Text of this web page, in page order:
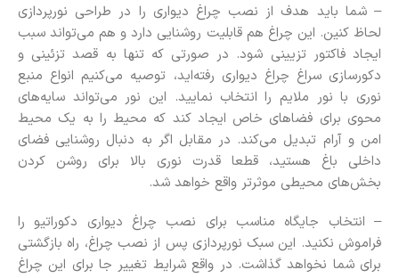
– شما باید هدف از نصب چراغ دیواری را در طراحی نورپردازی
لحاظ کنین. این چراغ هم قابلیت روشنایی دارد و هم می‌تواند سبب
ایجاد فاکتور تزیینی شود. در صورتی که تنها به قصد تزئینی و
دکورسازی سراغ چراغ دیواری رفته‌اید، توصیه می‌کنیم انواع منبع
نوری با نور ملایم را انتخاب نمایید. این نور می‌تواند سایه‌های
محوی برای فضاهای خاص ایجاد کند که محیط را به یک محیط
امن و آرام تبدیل می‌کند‌. در مقابل اگر به دنبال روشنایی فضای
داخلی باغ هستید، قطعا قدرت نوری بالا برای روشن کردن
بخش‌های محیطی موثرتر واقع خواهد شد.
– انتخاب جایگاه مناسب برای نصب چراغ دیواری دکوراتیو را
فراموش نکنید. این سبک نورپردازی پس از نصب چراغ، راه بازگشتی
برای شما نخواهد گذاشت. در واقع شرایط تغییر جا برای این چراغ